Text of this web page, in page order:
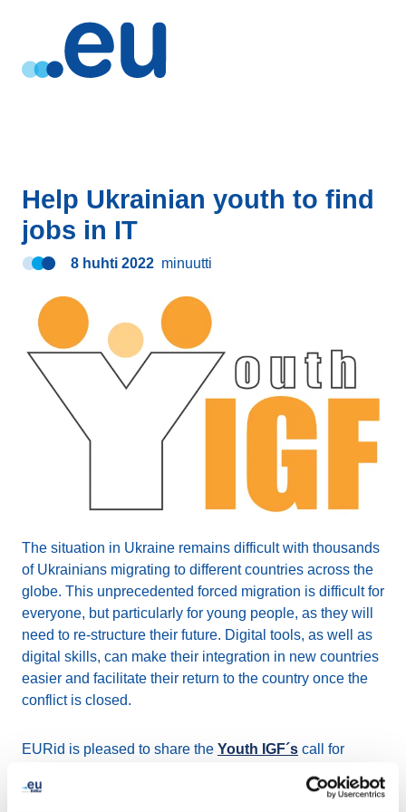
Help Ukrainian youth to find
jobs in IT
8 huhti 2022 minuutti
The situation in Ukraine remains difficult with thousands
of Ukrainians migrating to different countries across the
globe. This unprecedented forced migration is difficult for
everyone, but particularly for young people, as they will
need to re-structure their future. Digital tools, as well as
digital skills, can make their integration in new countries
easier and facilitate their return to the country once the
conflict is closed.
EURid is pleased to share the Youth IGF´s call for